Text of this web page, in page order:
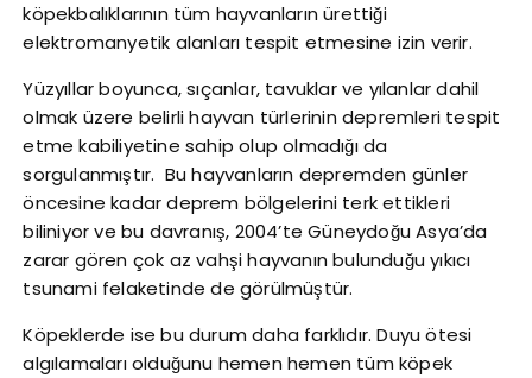
köpekbalıklarının tüm hayvanların ürettiği
elektromanyetik alanları tespit etmesine izin verir.
Yüzyıllar boyunca, sıçanlar, tavuklar ve yılanlar dahil
olmak üzere belirli hayvan türlerinin depremleri tespit
etme kabiliyetine sahip olup olmadığı da
sorgulanmıştır. Bu hayvanların depremden günler
öncesine kadar deprem bölgelerini terk ettikleri
biliniyor ve bu davranış, 2004’te Güneydoğu Asya’da
zarar gören çok az vahşi hayvanın bulunduğu yıkıcı
tsunami felaketinde de görülmüştür.
Köpeklerde ise bu durum daha farklıdır. Duyu ötesi
algılamaları olduğunu hemen hemen tüm köpek